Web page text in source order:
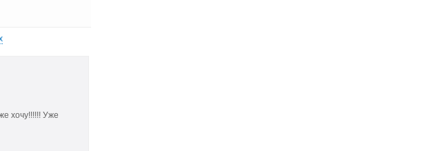
хочу!!!!!! Уже